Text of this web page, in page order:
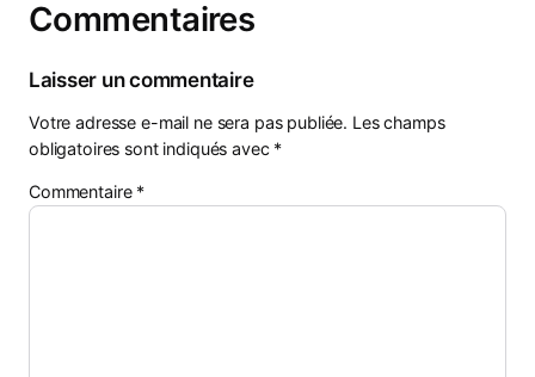
Commentaires
Laisser un commentaire
Votre adresse e-mail ne sera pas publiée. Les champs
obligatoires sont indiqués avec *
Commentaire *